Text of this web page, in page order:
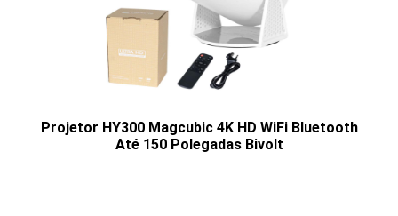
Projetor HY300 Magcubic 4K HD WiFi Bluetooth
Até 150 Polegadas Bivolt